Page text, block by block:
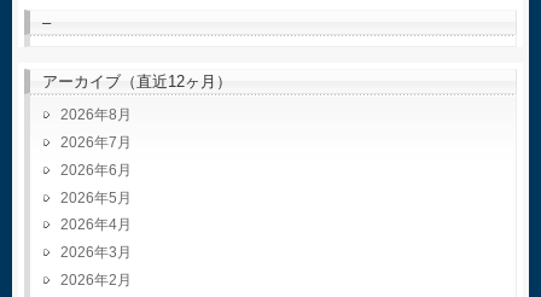
–
アーカイブ（直近12ヶ月）
2026年8月
2026年7月
2026年6月
2026年5月
2026年4月
2026年3月
2026年2月